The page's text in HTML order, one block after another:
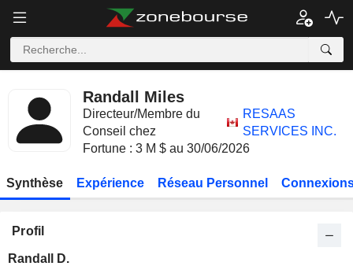
Randall Miles
Directeur/Membre du
Conseil chez
RESAAS
SERVICES INC.
Fortune : 3 M $ au 30/06/2026
Synthèse Expérience Réseau Personnel
Profil
Randall D.